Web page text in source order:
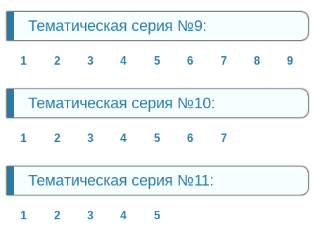
Тематическая серия №9:
1 2 3 4 5 6 7 8 9
Тематическая серия №10:
1 2 3 4 5 6 7
Тематическая серия №11:
1 2 3 4 5